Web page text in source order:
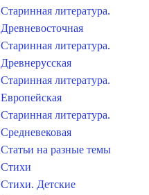
Старинная литература.
Древневосточная
Старинная литература.
Древнерусская
Старинная литература.
Европейская
Старинная литература.
Средневековая
Статьи на разные темы
Стихи
Стихи. Детские